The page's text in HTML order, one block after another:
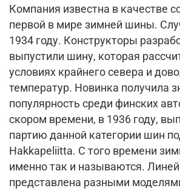
Компания известна в качестве
первой в мире зимней шины.
1934 году. Конструкторы
выпустили шину, которая
условиях крайнего севера и
температур. Новинка получила
популярность среди финских
скором времени, в 1936 году,
партию данной категории шин
Hakkapeliitta. С того времени
именно так и называются.
представлена разными